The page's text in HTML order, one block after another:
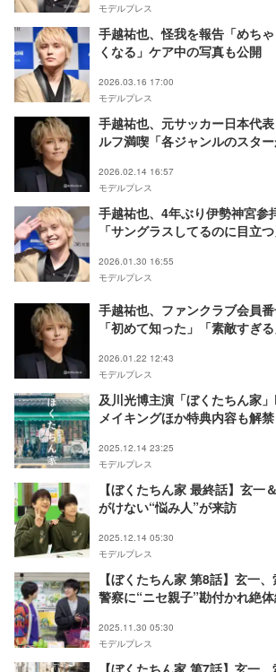
モデルプレス
手越祐也、怪我を報告「めち
くなる」ケア中の写真も公開
2026.03.16 17:00
モデルプレス
手越祐也、元サッカー日本代
ルフ満喫「各ジャンルのスタ
2026.02.14 16:57
モデルプレス
手越祐也、4年ぶり伊勢神宮参
「サングラスしてるのに目立
2026.01.30 16:55
モデルプレス
手越祐也、ファンクラブ会員
「初めて知った」「素敵すぎ
2026.01.22 12:43
モデルプレス
及川光博主演「ぼくたちん家
メイキングほか特典内容も解禁
2025.12.14 23:25
モデルプレス
【ぼくたちん家 最終話】玄一
がけない“悩み人”が来訪
2025.12.14 05:30
モデルプレス
【ぼくたちん家 第8話】玄一
警察に“ニセ親子”勘付かれ絶
2025.11.30 05:30
モデルプレス